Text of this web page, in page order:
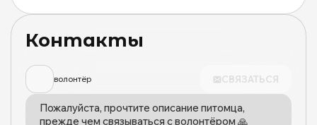
Контакты
волонтёр СВЯЗАТЬСЯ
Пожалуйста, прочтите описание питомца,
прежде чем связываться с волонтёром 🙏